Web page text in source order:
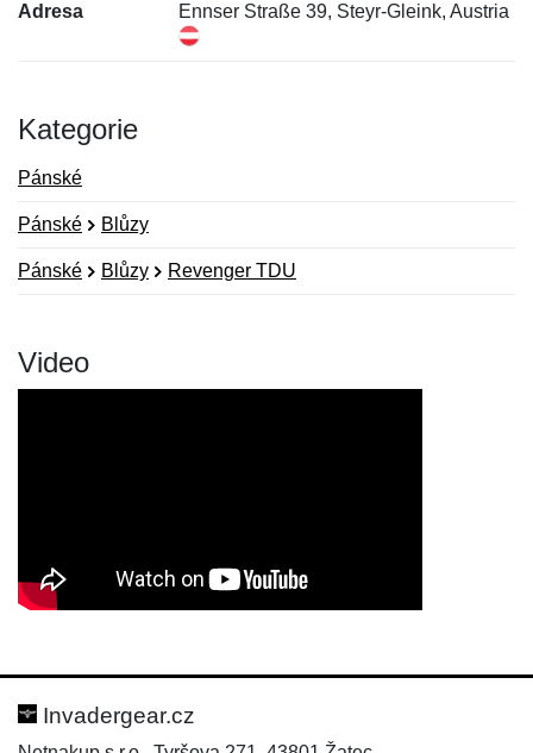
Adresa Ennser Straße 39, Steyr-Gleink, Austria
Kategorie
Pánské
Pánské Blůzy
Pánské Blůzy Revenger TDU
Video
Hodnocení:
Jméno:
Invadergear.cz